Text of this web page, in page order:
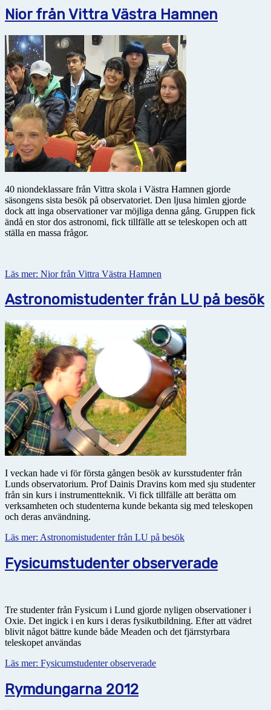
Nior från Vittra Västra Hamnen
40 niondeklassare från Vittra skola i Västra Hamnen gjorde
säsongens sista besök på observatoriet. Den ljusa himlen gjorde
dock att inga observationer var möjliga denna gång. Gruppen fick
ändå en stor dos astronomi, fick tillfälle att se teleskopen och att
ställa en massa frågor.
Läs mer: Nior från Vittra Västra Hamnen
Astronomistudenter från LU på besök
I veckan hade vi för första gången besök av kursstudenter från
Lunds observatorium. Prof Dainis Dravins kom med sju studenter
från sin kurs i instrumentteknik. Vi fick tillfälle att berätta om
verksamheten och studenterna kunde bekanta sig med teleskopen
och deras användning.
Läs mer: Astronomistudenter från LU på besök
Fysicumstudenter observerade
Tre studenter från Fysicum i Lund gjorde nyligen observationer i
Oxie. Det ingick i en kurs i deras fysikutbildning. Efter att vädret
blivit något bättre kunde både Meaden och det fjärrstyrbara
teleskopet användas
Läs mer: Fysicumstudenter observerade
Rymdungarna 2012